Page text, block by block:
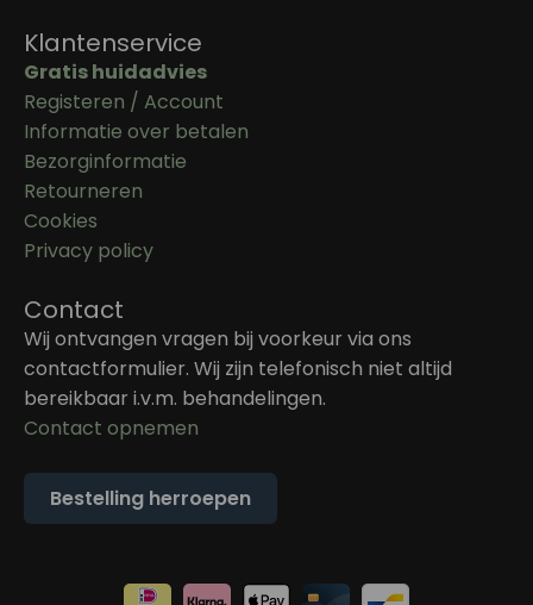
Klantenservice
Gratis huidadvies
Registeren / Account
Informatie over betalen
Bezorginformatie
Retourneren
Cookies
Privacy policy
Contact
Wij ontvangen vragen bij voorkeur via ons
contactformulier. Wij zijn telefonisch niet altijd
bereikbaar i.v.m. behandelingen.
Contact opnemen
Bestelling herroepen